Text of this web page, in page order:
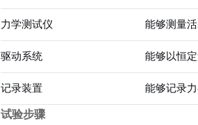
力学测试仪 能够测量
驱动系统 能够以恒
记录装置 能够记录
试验步骤